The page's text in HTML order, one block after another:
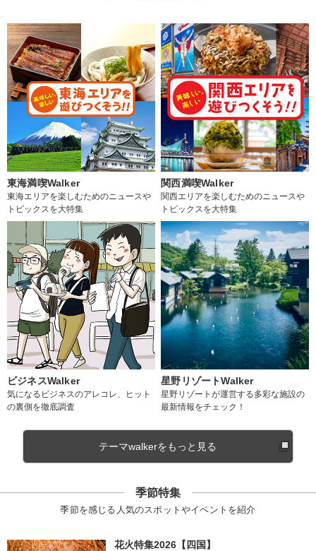
東海満喫Walker
東海エリアを楽しむためのニュースや
トピックスを大特集
関西満喫Walker
関西エリアを楽しむためのニュースや
トピックスを大特集
ビジネスWalker
気になるビジネスのアレコレ、ヒット
の裏側を徹底調査
星野リゾートWalker
星野リゾートが運営する多彩な施設の
最新情報をチェック！
テーマwalkerをもっと見る
季節特集
季節を感じる人気のスポットやイベントを紹介
花火特集2026【四国】